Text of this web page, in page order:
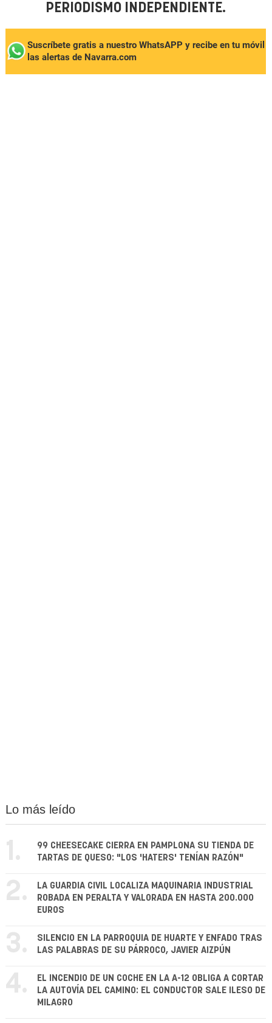
PERIODISMO INDEPENDIENTE.
Suscríbete gratis a nuestro WhatsAPP y recibe en tu móvil
las alertas de Navarra.com
Lo más leído
1.
99 CHEESECAKE CIERRA EN PAMPLONA SU TIENDA DE
TARTAS DE QUESO: "LOS 'HATERS' TENÍAN RAZÓN"
2.
LA GUARDIA CIVIL LOCALIZA MAQUINARIA INDUSTRIAL
ROBADA EN PERALTA Y VALORADA EN HASTA 200.000
EUROS
3.
SILENCIO EN LA PARROQUIA DE HUARTE Y ENFADO TRAS
LAS PALABRAS DE SU PÁRROCO, JAVIER AIZPÚN
4.
EL INCENDIO DE UN COCHE EN LA A-12 OBLIGA A CORTAR
LA AUTOVÍA DEL CAMINO: EL CONDUCTOR SALE ILESO DE
MILAGRO